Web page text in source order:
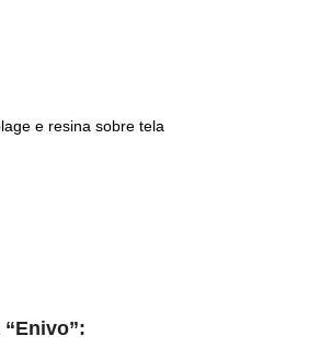
e resina sobre tela